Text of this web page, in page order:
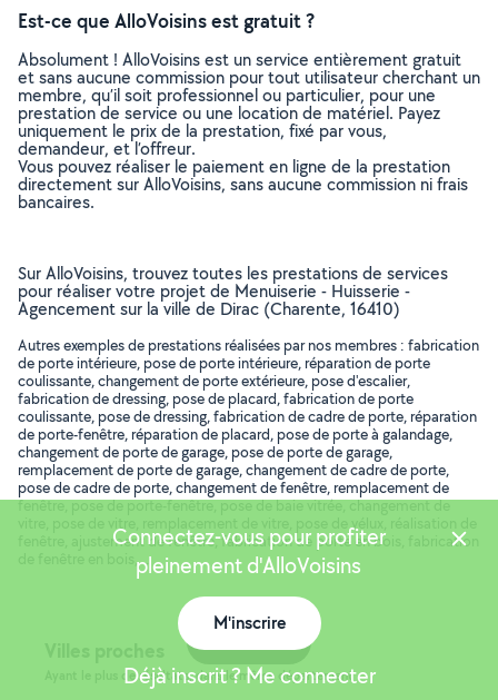
Est-ce que AlloVoisins est gratuit ?
Absolument ! AlloVoisins est un service entièrement gratuit
et sans aucune commission pour tout utilisateur cherchant un
membre, qu’il soit professionnel ou particulier, pour une
prestation de service ou une location de matériel. Payez
uniquement le prix de la prestation, fixé par vous,
demandeur, et l’offreur.
Vous pouvez réaliser le paiement en ligne de la prestation
directement sur AlloVoisins, sans aucune commission ni frais
bancaires.
Sur AlloVoisins, trouvez toutes les prestations de services
pour réaliser votre projet de Menuiserie - Huisserie -
Agencement sur la ville de Dirac (Charente, 16410)
Autres exemples de prestations réalisées par nos membres : fabrication
de porte intérieure, pose de porte intérieure, réparation de porte
coulissante, changement de porte extérieure, pose d'escalier,
fabrication de dressing, pose de placard, fabrication de porte
coulissante, pose de dressing, fabrication de cadre de porte, réparation
de porte-fenêtre, réparation de placard, pose de porte à galandage,
changement de porte de garage, pose de porte de garage,
remplacement de porte de garage, changement de cadre de porte,
pose de cadre de porte, changement de fenêtre, remplacement de
fenêtre, pose de porte-fenêtre, pose de baie vitrée, changement de
vitre, pose de vitre, remplacement de vitre, pose de vélux, réalisation de
fenêtre, ajustement de fenêtre, fabrication de porte en bois, fabrication
de fenêtre en bois, ..
Ayant le plus de résultats, dans le même département
Connectez-vous pour profiter
pleinement d'AlloVoisins
M'inscrire
Déjà inscrit ? Me connecter